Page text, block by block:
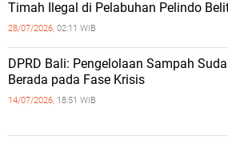
Timah Ilegal di Pelabuhan Pelindo
28/07/2026, 02:11 WIB
DPRD Bali: Pengelolaan Sampah
Berada pada Fase Krisis
14/07/2026, 18:51 WIB